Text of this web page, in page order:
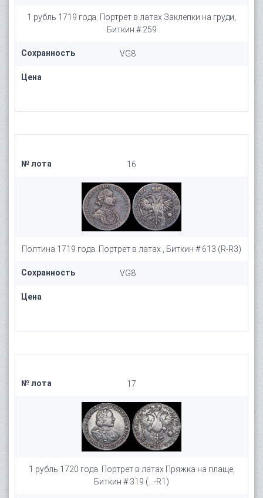
1 рубль 1719 года. Портрет в латах Заклепки на груди,
Биткин # 259
Сохранность VG8
Цена
№ лота 16
Полтина 1719 года. Портрет в латах , Биткин # 613 (R-R3)
Сохранность VG8
Цена
№ лота 17
1 рубль 1720 года. Портрет в латах Пряжка на плаще,
Биткин # 319 (...-R1)